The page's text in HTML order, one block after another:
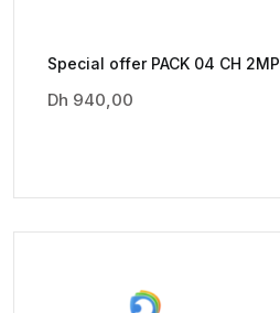
Special offer PACK 04 CH 2MP
Dh 940,00